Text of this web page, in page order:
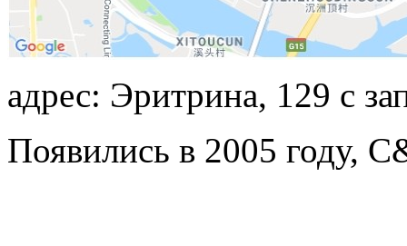
адрес: Эритрина, 129 с
Появились в 2005 году,